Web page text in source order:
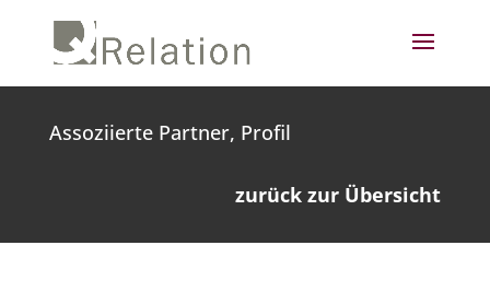
Assoziierte Partner, Profil
zurück zur Übersicht